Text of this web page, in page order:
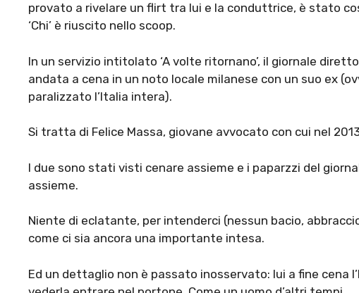
provato a rivelare un flirt tra lui e la conduttrice, è stato
‘Chi’ è riuscito nello scoop.
In un servizio intitolato ‘A volte ritornano’, il giornale
andata a cena in un noto locale milanese con un suo ex
paralizzato l’Italia intera).
Si tratta di Felice Massa, giovane avvocato con cui nel
I due sono stati visti cenare assieme e i paparzzi del
assieme.
Niente di eclatante, per intenderci (nessun bacio,
come ci sia ancora una importante intesa.
Ed un dettaglio non è passato inosservato: lui a fine cena